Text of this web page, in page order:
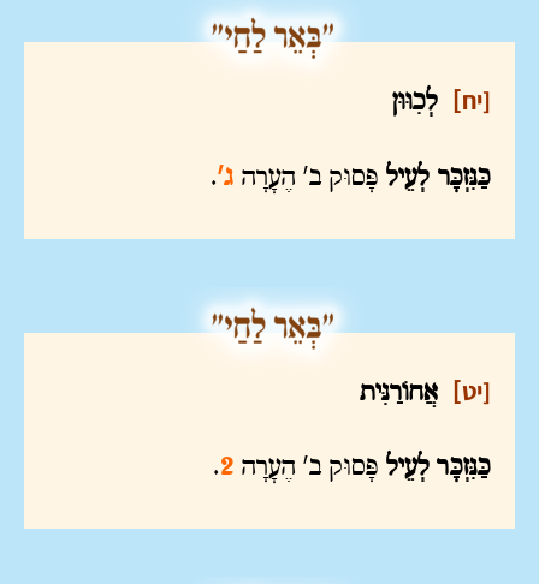
[יח] לְכִוּוּן
כַּנִּזְכָּר לְעֵיל פָּסוּק ב' הֶעָרָה ג'.
[יט] אֲחוֹרַנִּית
כַּנִּזְכָּר לְעֵיל פָּסוּק ב' הֶעָרָה 2
.